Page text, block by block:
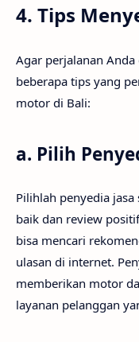
4. Tips
Agar perjalanan
beberapa tips yang
motor di Bali:
a. Pilih
Pilihlah penyedia
baik dan review
bisa mencari
ulasan di internet.
memberikan motor
layanan pelanggan